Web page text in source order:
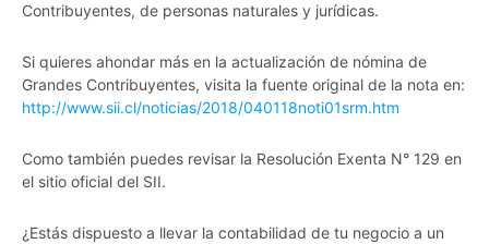
Contribuyentes, de personas naturales y jurídicas.
Si quieres ahondar más en la actualización de nómina de
Grandes Contribuyentes, visita la fuente original de la nota en:
http://www.sii.cl/noticias/2018/040118noti01srm.htm
Como también puedes revisar la Resolución Exenta N° 129 en
el sitio oficial del SII.
¿Estás dispuesto a llevar la contabilidad de tu negocio a un